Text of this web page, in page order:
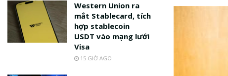
Western Union ra
mắt Stablecard, tích
hợp stablecoin
USDT vào mạng lưới
Visa
15 GIỜ AGO